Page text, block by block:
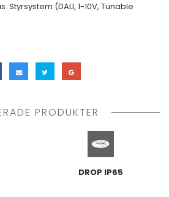
Styrsystem (DALI, 1-10V, Tunable
PRODUKTER
DROP IP65